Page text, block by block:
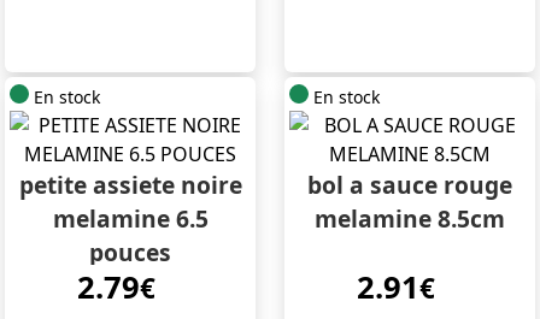
En stock
petite assiete noire
melamine 6.5
pouces
2.79€
En stock
bol a sauce rouge
melamine 8.5cm
2.91€